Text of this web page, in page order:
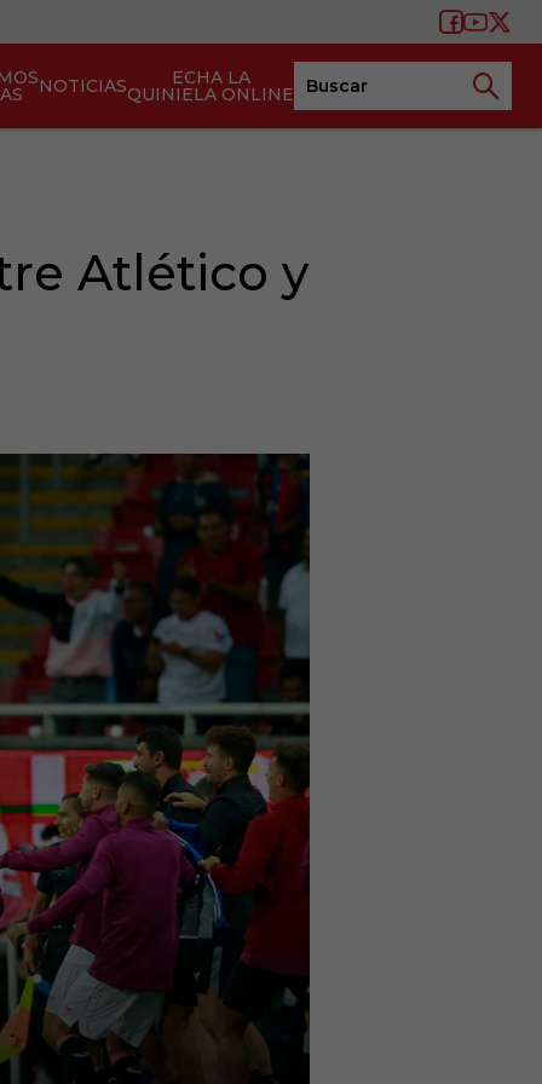
NOTICIAS ECHA LA
QUINIELA ONLINE
Atlético y